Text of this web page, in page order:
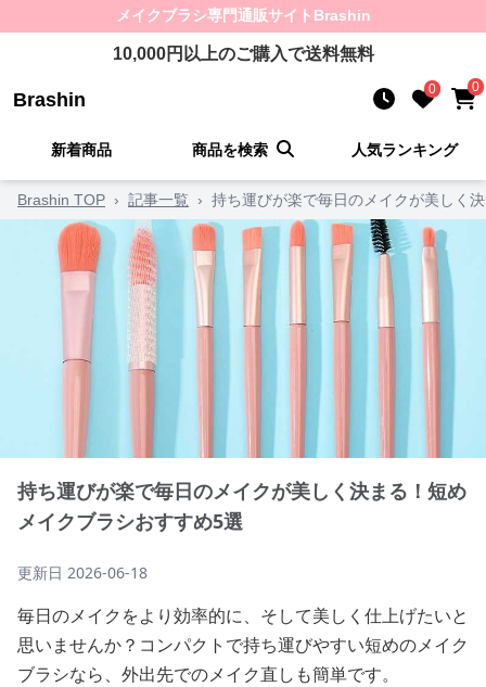
メイクブラシ専門通販サイト Brashin
10,000円以上のご購入で送料無料
Brashin 0 0
新着商品 商品を検索 人気ランキング
Brashin TOP › 記事一覧 › 持ち運びが楽で毎日のメイクが美しく
持ち運びが楽で毎日のメイクが美しく決まる！短め
メイクブラシおすすめ5選
更新日 2026-06-18
毎日のメイクをより効率的に、そして美しく仕上げたいと
思いませんか？コンパクトで持ち運びやすい短めのメイク
ブラシなら、外出先でのメイク直しも簡単です。